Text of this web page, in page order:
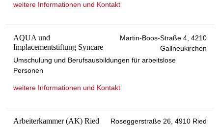
weitere Informationen und Kontakt
AQUA und
Implacementstiftung Syncare
Martin-Boos-Straße 4, 4210
Gallneukirchen
Umschulung und Berufsausbildungen für arbeitslose
Personen
weitere Informationen und Kontakt
Arbeiterkammer (AK) Ried
Roseggerstraße 26, 4910 Ried